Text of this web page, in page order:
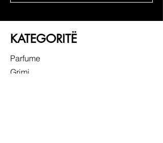
KATEGORITË
Parfume
Grimi